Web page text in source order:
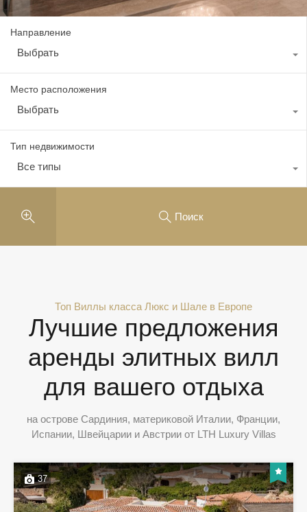
Направление
Выбрать
Место расположения
Выбрать
Тип недвижимости
Все типы
Поиск
Топ Виллы класса Люкс и Шале в Европе
Лучшие предложения
аренды элитных вилл
для вашего отдыха
на острове Сардиния, материковой Италии, Франции,
Испании, Швейцарии и Австрии от LTH Luxury Villas
37